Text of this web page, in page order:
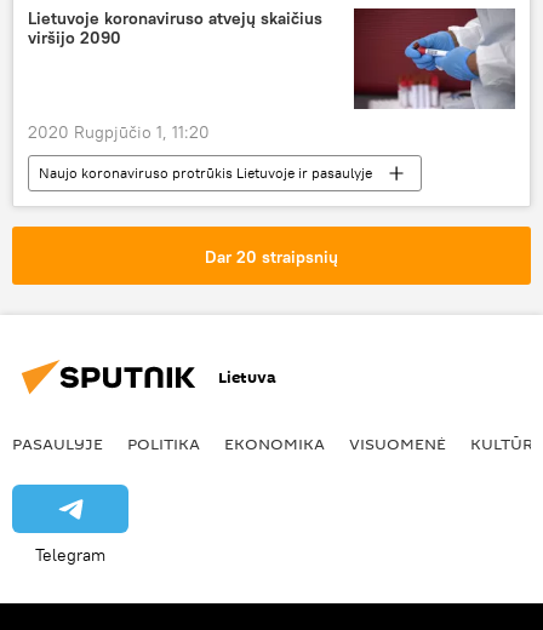
Lietuvos TSR
Rusija
Vladimiras Putinas
Lietuvoje koronaviruso atvejų skaičius
viršijo 2090
2020 Rugpjūčio 1, 11:20
Naujo koronaviruso protrūkis Lietuvoje ir pasaulyje
Visuomenė
Lietuva koronavirusas
Dar 20 straipsnių
Lietuva
PASAULYJE POLITIKA EKONOMIKA VISUOMENĖ KULTŪRA
Telegram